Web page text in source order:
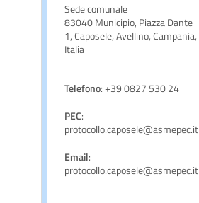
Sede comunale
83040 Municipio, Piazza Dante
1, Caposele, Avellino, Campania,
Italia
Telefono: +39 0827 530 24
PEC:
protocollo.caposele@asmepec.it
Email:
protocollo.caposele@asmepec.it